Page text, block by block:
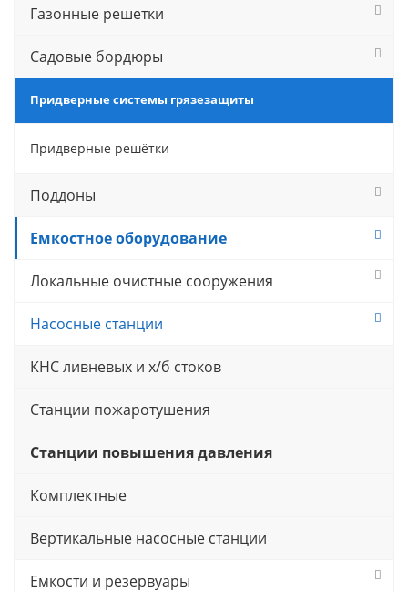
Газонные решетки
Садовые бордюры
Придверные системы грязезащиты
Придверные решётки
Поддоны
Емкостное оборудование
Локальные очистные сооружения
Насосные станции
КНС ливневых и х/б стоков
Станции пожаротушения
Станции повышения давления
Комплектные
Вертикальные насосные станции
Емкости и резервуары